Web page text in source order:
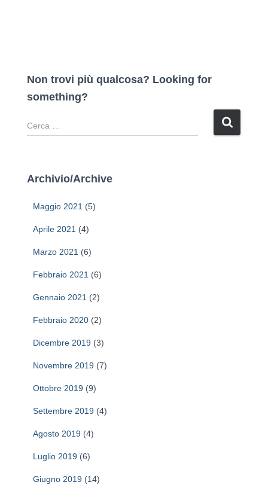
Non trovi più qualcosa? Looking for
something?
R
i
Archivio/Archive
Maggio 2021 (5)
Aprile 2021 (4)
Marzo 2021 (6)
Febbraio 2021 (6)
Gennaio 2021 (2)
Febbraio 2020 (2)
Dicembre 2019 (3)
Novembre 2019 (7)
Ottobre 2019 (9)
Settembre 2019 (4)
Agosto 2019 (4)
Luglio 2019 (6)
Giugno 2019 (14)